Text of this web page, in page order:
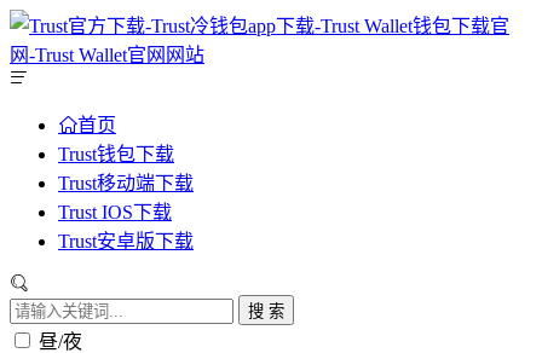
首页
Trust钱包下载
Trust移动端下载
Trust IOS下载
Trust安卓版下载
搜 索
昼/夜